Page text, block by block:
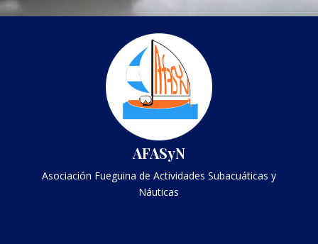
AFASyN
Asociación Fueguina de Actividades Subacuáticas y
Náuticas